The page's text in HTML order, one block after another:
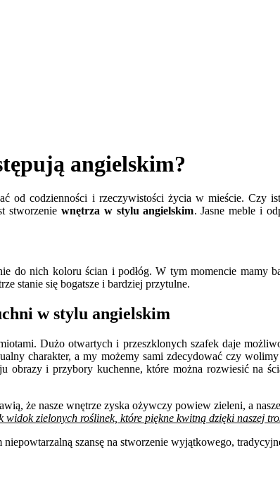
angielskim?
codzienności i rzeczywistości życia w mieście. Czy
stworzeniewnętrza w stylu angielskim. Jasne meble i
do nich koloru ścian i podłóg. W tym momencie mamy
stanie się bogatsze i bardziej przytulne.
w stylu angielskim
Dużo otwartych i przeszklonych szafek daje
charakter, a my możemy sami zdecydować czy
i przybory kuchenne, które można rozwiesić na
że nasze wnętrze zyska ożywczy powiew zieleni, a
zielonych roślinek, które piękne kwitną dzięki naszej
szansę na stworzenie wyjątkowego,